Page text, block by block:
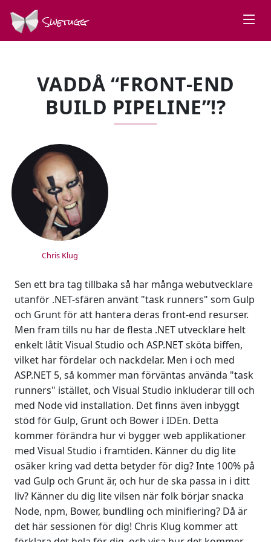
Swetugg
VADDÅ “FRONT-END
BUILD PIPELINE”!?
SPEAKERS
Chris Klug
Sen ett bra tag tillbaka så har många webutvecklare
utanför .NET-sfären använt "task runners" som Gulp
och Grunt för att hantera deras front-end resurser.
Men fram tills nu har de flesta .NET utvecklare helt
enkelt låtit Visual Studio och ASP.NET sköta biffen,
vilket har fördelar och nackdelar. Men i och med
ASP.NET 5, så kommer man förväntas använda "task
runners" istället, och Visual Studio inkluderar till och
med Node vid installation. Det finns även inbyggt
stöd för Gulp, Grunt och Bower i IDEn. Detta
kommer förändra hur vi bygger web applikationer
med Visual Studio i framtiden. Känner du dig lite
osäker kring vad detta betyder för dig? Inte 100% på
vad Gulp och Grunt är, och hur de ska passa in i ditt
liv? Känner du dig lite vilsen när folk börjar snacka
Node, npm, Bower, bundling och minifiering? Då är
det här sessionen för dig! Chris Klug kommer att